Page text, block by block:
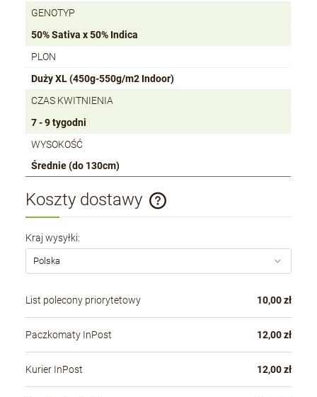
GENOTYP
50% Sativa x 50% Indica
PLON
Duży XL (450g-550g/m2 Indoor)
CZAS KWITNIENIA
7 - 9 tygodni
WYSOKOŚĆ
Średnie (do 130cm)
Koszty dostawy
Cena nie zawiera ewentualnych kosztów płatności
Kraj wysyłki:
List polecony priorytetowy 10,00 zł
Paczkomaty InPost 12,00 zł
Kurier InPost 12,00 zł